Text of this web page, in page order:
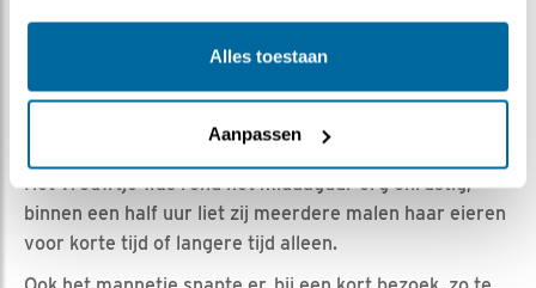
Alles toestaan
Aanpassen
Ed Hoogkamer | Geplaatst op 23 april 2019, 16:07 |
Bewaar dit filmpje |
Het vrouwtje was rond het middaguur erg onrustig;
binnen een half uur liet zij meerdere malen haar eieren
voor korte tijd of langere tijd alleen.